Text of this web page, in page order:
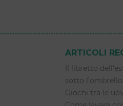
ARTICOLI
Il libretto
sotto
Giochi tra le